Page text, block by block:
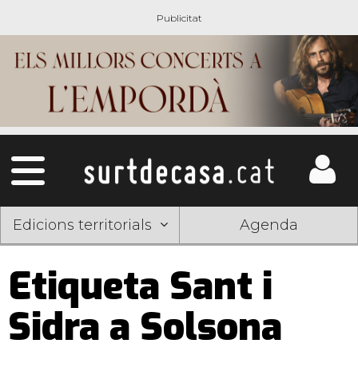
Edicions territorials Agenda
Etiqueta Sant i
Sidra a Solsona